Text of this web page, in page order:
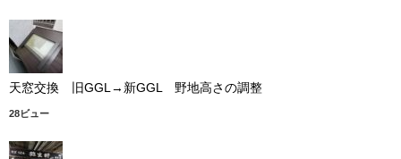
天窓交換 旧GGL→新GGL 野地高さの調整
28ビュー